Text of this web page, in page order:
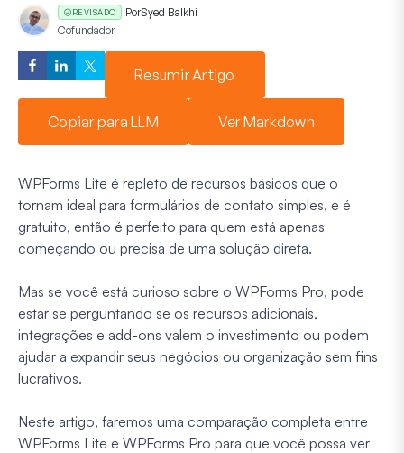
REVISADO PorSyed Balkhi
Cofundador
Resumir Artigo
Copiar para LLM Ver Markdown
WPForms Lite é repleto de recursos básicos que o
tornam ideal para formulários de contato simples, e é
gratuito, então é perfeito para quem está apenas
começando ou precisa de uma solução direta.
Mas se você está curioso sobre o WPForms Pro, pode
estar se perguntando se os recursos adicionais,
integrações e add-ons valem o investimento ou podem
ajudar a expandir seus negócios ou organização sem fins
lucrativos.
Neste artigo, faremos uma comparação completa entre
WPForms Lite e WPForms Pro para que você possa ver